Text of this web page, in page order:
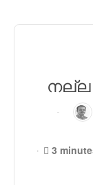
നല്ല
3